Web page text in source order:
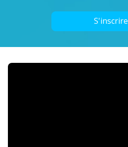
S'inscrire